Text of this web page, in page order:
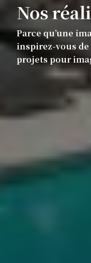
Nos
Parce qu’une
inspirez-vous
projets pour